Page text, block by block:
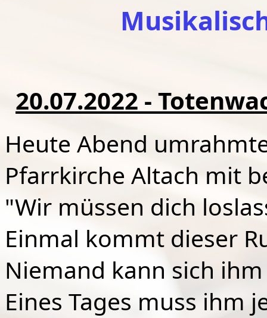
20.07.2022 -
Heute Abend
Pfarrkirche Altach mit
"Wir müssen dich
Einmal kommt dieser
Niemand kann sich
Eines Tages muss ihm